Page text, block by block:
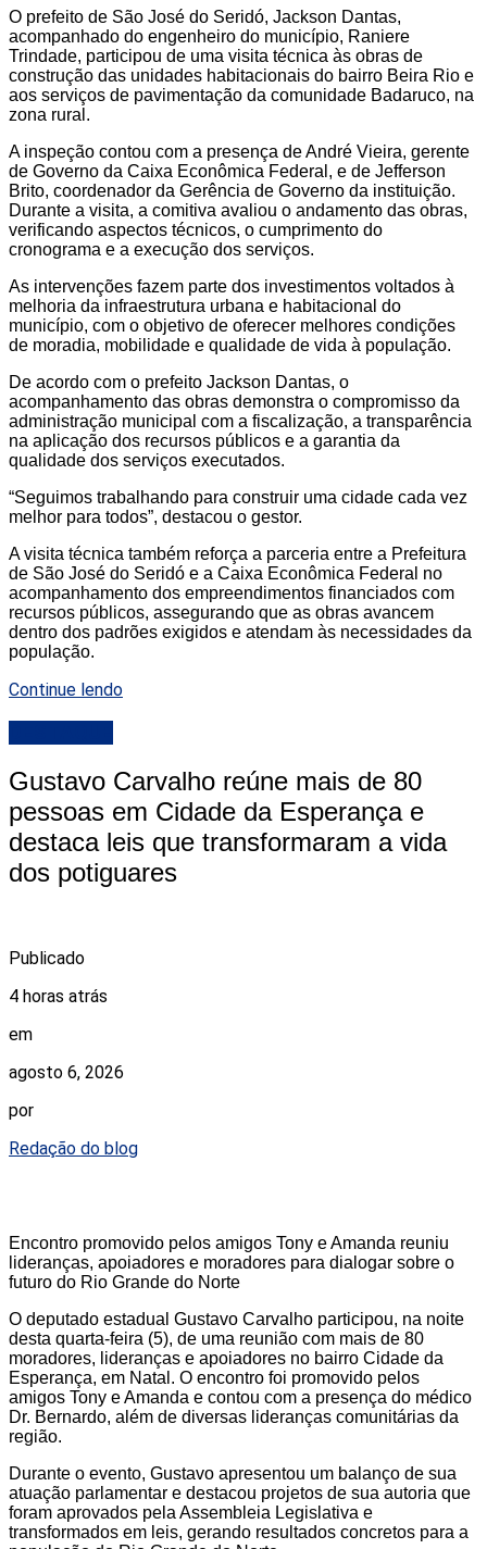
O prefeito de São José do Seridó, Jackson Dantas,
acompanhado do engenheiro do município, Raniere
Trindade, participou de uma visita técnica às obras de
construção das unidades habitacionais do bairro Beira Rio e
aos serviços de pavimentação da comunidade Badaruco, na
zona rural.
A inspeção contou com a presença de André Vieira, gerente
de Governo da Caixa Econômica Federal, e de Jefferson
Brito, coordenador da Gerência de Governo da instituição.
Durante a visita, a comitiva avaliou o andamento das obras,
verificando aspectos técnicos, o cumprimento do
cronograma e a execução dos serviços.
As intervenções fazem parte dos investimentos voltados à
melhoria da infraestrutura urbana e habitacional do
município, com o objetivo de oferecer melhores condições
de moradia, mobilidade e qualidade de vida à população.
De acordo com o prefeito Jackson Dantas, o
acompanhamento das obras demonstra o compromisso da
administração municipal com a fiscalização, a transparência
na aplicação dos recursos públicos e a garantia da
qualidade dos serviços executados.
“Seguimos trabalhando para construir uma cidade cada vez
melhor para todos”, destacou o gestor.
A visita técnica também reforça a parceria entre a Prefeitura
de São José do Seridó e a Caixa Econômica Federal no
acompanhamento dos empreendimentos financiados com
recursos públicos, assegurando que as obras avancem
dentro dos padrões exigidos e atendam às necessidades da
população.
Continue lendo
Gustavo Carvalho reúne mais de 80
pessoas em Cidade da Esperança e
destaca leis que transformaram a vida
dos potiguares
Publicado
4 horas atrás
em
agosto 6, 2026
por
Redação do blog
Encontro promovido pelos amigos Tony e Amanda reuniu
lideranças, apoiadores e moradores para dialogar sobre o
futuro do Rio Grande do Norte
O deputado estadual Gustavo Carvalho participou, na noite
desta quarta-feira (5), de uma reunião com mais de 80
moradores, lideranças e apoiadores no bairro Cidade da
Esperança, em Natal. O encontro foi promovido pelos
amigos Tony e Amanda e contou com a presença do médico
Dr. Bernardo, além de diversas lideranças comunitárias da
região.
Durante o evento, Gustavo apresentou um balanço de sua
atuação parlamentar e destacou projetos de sua autoria que
foram aprovados pela Assembleia Legislativa e
transformados em leis, gerando resultados concretos para a